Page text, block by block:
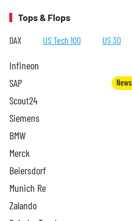
Tops & Flops
DAX US Tech 100 US 30
Infineon
SAP News
Scout24
Siemens
BMW
Merck
Beiersdorf
Munich Re
Zalando